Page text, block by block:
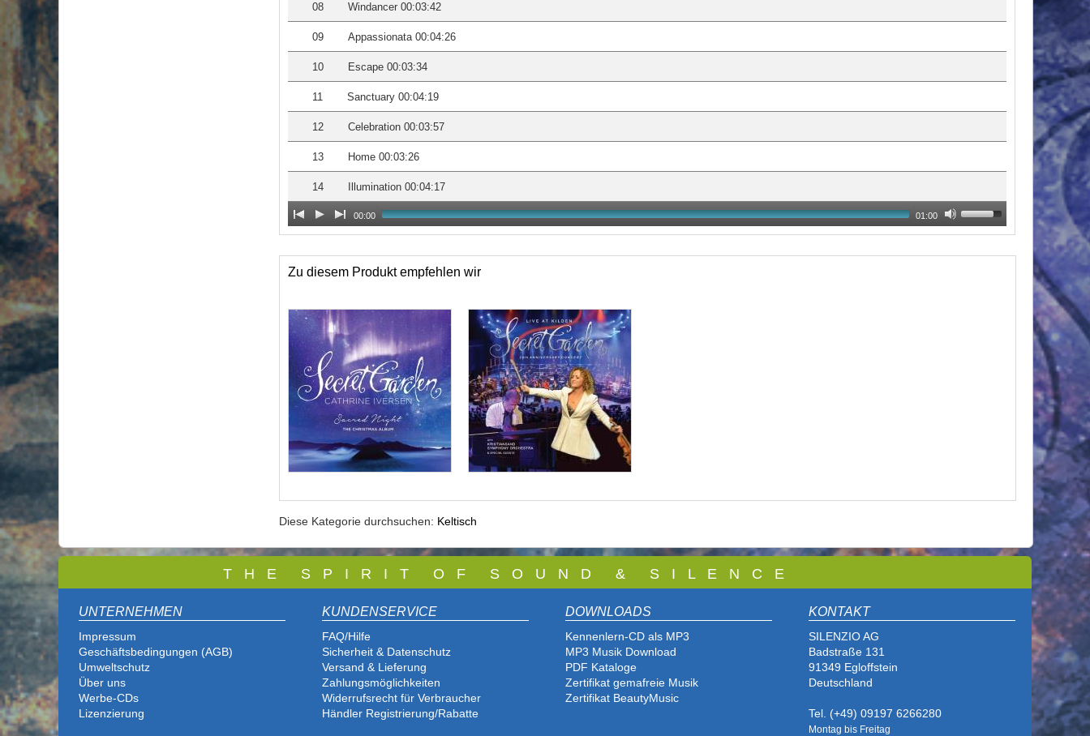
08 Windancer 00:03:42
09 Appassionata 00:04:26
10 Escape 00:03:34
11 Sanctuary 00:04:19
12 Celebration 00:03:57
13 Home 00:03:26
14 Illumination 00:04:17
00:00 01:00
Zu diesem Produkt empfehlen wir
Diese Kategorie durchsuchen: Keltisch
T H E S P I R I T O F S O U N D & S I L E N C E
UNTERNEHMEN
Impressum
Geschäftsbedingungen (AGB)
Umweltschutz
Über uns
Werbe-CDs
Lizenzierung
KUNDENSERVICE
FAQ/Hilfe
Sicherheit & Datenschutz
Versand & Lieferung
Zahlungsmöglichkeiten
Widerrufsrecht für Verbraucher
Händler Registrierung/Rabatte
DOWNLOADS
Kennenlern-CD als MP3
MP3 Musik Download
PDF Kataloge
Zertifikat gemafreie Musik
Zertifikat BeautyMusic
KONTAKT
SILENZIO AG
Badstraße 131
91349 Egloffstein
Deutschland
Tel. (+49) 09197 6266280
Montag bis Freitag